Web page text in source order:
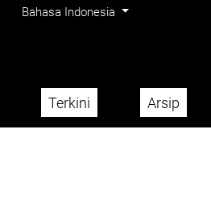
Beralih ke menu navigasi utama
Beralih ke bagian utama
Beralih ke bagian footer website
Ubah bahasa. Bahasa saat ini adalah:
Bahasa Indonesia
Menu Admin
Menu utama
Terkini Arsip